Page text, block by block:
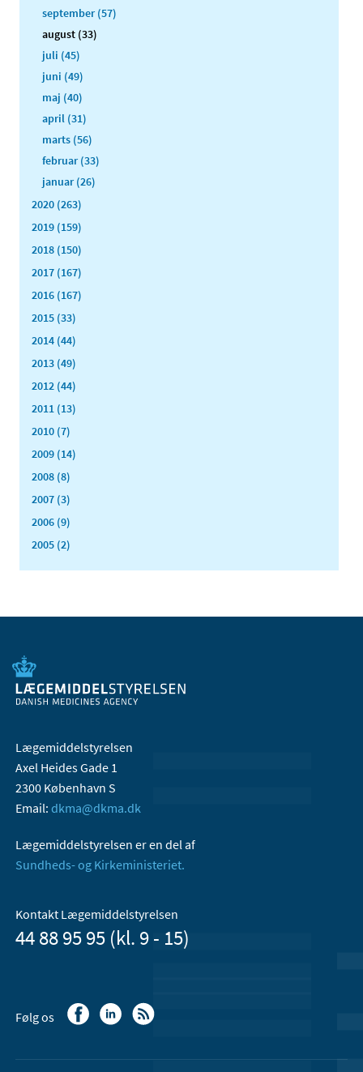
september (57)
august (33)
juli (45)
juni (49)
maj (40)
april (31)
marts (56)
februar (33)
januar (26)
2020 (263)
2019 (159)
2018 (150)
2017 (167)
2016 (167)
2015 (33)
2014 (44)
2013 (49)
2012 (44)
2011 (13)
2010 (7)
2009 (14)
2008 (8)
2007 (3)
2006 (9)
2005 (2)
Lægemiddelstyrelsen
Axel Heides Gade 1
2300 København S
Email: dkma@dkma.dk
Lægemiddelstyrelsen er en del af
Sundheds- og Kirkeministeriet.
Kontakt Lægemiddelstyrelsen
44 88 95 95 (kl. 9 - 15)
Følg os